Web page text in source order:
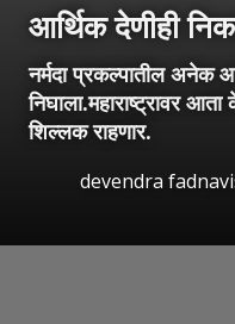
आर्थिक देणीही
नर्मदा प्रकल्पातील अनेक
निघाला.महाराष्ट्रावर
शिल्लक राहणार.
devendra